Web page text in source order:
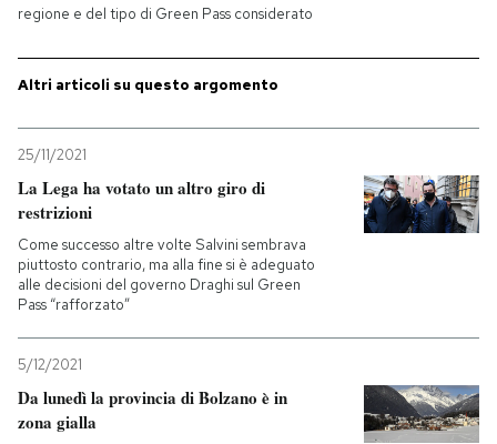
regione e del tipo di Green Pass considerato
Altri articoli su questo argomento
25/11/2021
La Lega ha votato un altro giro di
restrizioni
Come successo altre volte Salvini sembrava
piuttosto contrario, ma alla fine si è adeguato
alle decisioni del governo Draghi sul Green
Pass “rafforzato”
5/12/2021
Da lunedì la provincia di Bolzano è in
zona gialla